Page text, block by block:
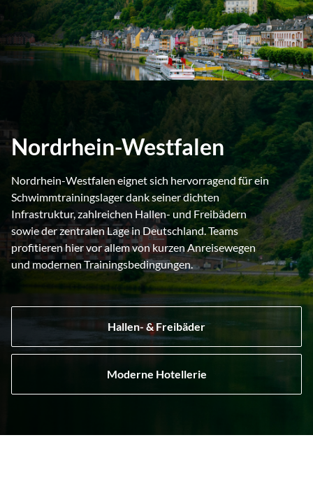
Nordrhein-Westfalen
Nordrhein-Westfalen eignet sich hervorragend für ein
Schwimmtrainingslager dank seiner dichten
Infrastruktur, zahlreichen Hallen- und Freibädern
sowie der zentralen Lage in Deutschland. Teams
profitieren hier vor allem von kurzen Anreisewegen
und modernen Trainingsbedingungen.
Hallen- & Freibäder
Moderne Hotellerie